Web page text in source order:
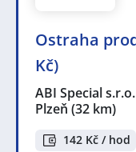
Ostraha
Kč)
ABI Special s.r.o.
Plzeň (32 km)
142 Kč / hod